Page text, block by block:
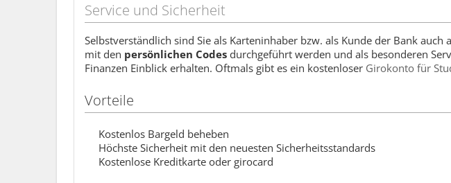
Service und Sicherheit
Selbstverständlich sind Sie als Karteninhaber bzw. als Kunde der Bank
mit den persönlichen Codes durchgeführt werden und als besonderen
Finanzen Einblick erhalten. Oftmals gibt es ein kostenloser Girokonto für
Vorteile
Kostenlos Bargeld beheben
Höchste Sicherheit mit den neuesten Sicherheitsstandards
Kostenlose Kreditkarte oder girocard